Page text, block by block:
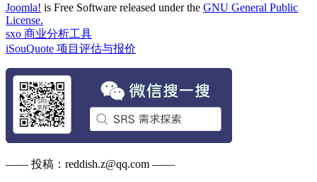
Joomla! is Free Software released under the GNU General Public
License.
sxo 商业分析工具
iSouQuote 项目评估与报价
—— 投稿：reddish.z@qq.com ——